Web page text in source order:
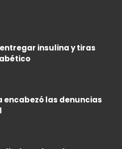
insulina y tiras
encabezó las denuncias